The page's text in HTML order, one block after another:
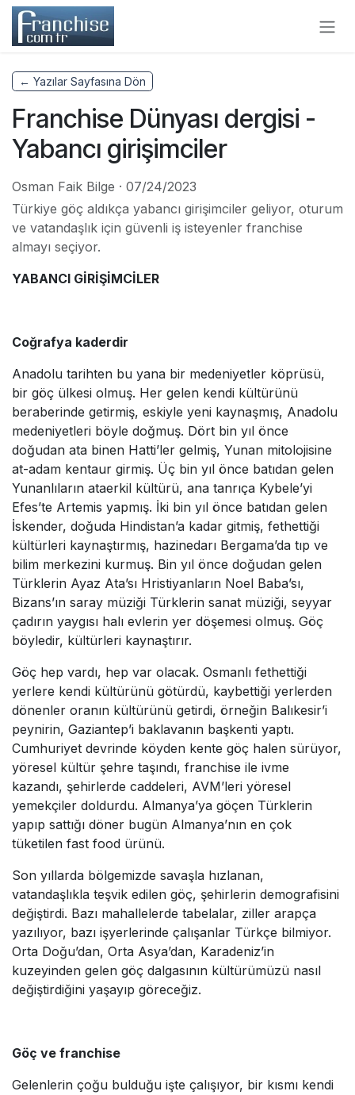
Skip to Content
← Yazılar Sayfasına Dön
Franchise Dünyası dergisi -
Yabancı girişimciler
Osman Faik Bilge · 07/24/2023
Türkiye göç aldıkça yabancı girişimciler geliyor, oturum
ve vatandaşlık için güvenli iş isteyenler franchise
almayı seçiyor.
YABANCI GİRİŞİMCİLER
Coğrafya kaderdir
Anadolu tarihten bu yana bir medeniyetler köprüsü,
bir göç ülkesi olmuş. Her gelen kendi kültürünü
beraberinde getirmiş, eskiyle yeni kaynaşmış, Anadolu
medeniyetleri böyle doğmuş. Dört bin yıl önce
doğudan ata binen Hatti’ler gelmiş, Yunan mitolojisine
at-adam kentaur girmiş. Üç bin yıl önce batıdan gelen
Yunanlıların ataerkil kültürü, ana tanrıça Kybele’yi
Efes’te Artemis yapmış. İki bin yıl önce batıdan gelen
İskender, doğuda Hindistan’a kadar gitmiş, fethettiği
kültürleri kaynaştırmış, hazinedarı Bergama’da tıp ve
bilim merkezini kurmuş. Bin yıl önce doğudan gelen
Türklerin Ayaz Ata’sı Hristiyanların Noel Baba’sı,
Bizans’ın saray müziği Türklerin sanat müziği, seyyar
çadırın yaygısı halı evlerin yer döşemesi olmuş. Göç
böyledir, kültürleri kaynaştırır.
Göç hep vardı, hep var olacak. Osmanlı fethettiği
yerlere kendi kültürünü götürdü, kaybettiği yerlerden
dönenler oranın kültürünü getirdi, örneğin Balıkesir’i
peynirin, Gaziantep’i baklavanın başkenti yaptı.
Cumhuriyet devrinde köyden kente göç halen sürüyor,
yöresel kültür şehre taşındı, franchise ile ivme
kazandı, şehirlerde caddeleri, AVM’leri yöresel
yemekçiler doldurdu. Almanya’ya göçen Türklerin
yapıp sattığı döner bugün Almanya’nın en çok
tüketilen fast food ürünü.
Son yıllarda bölgemizde savaşla hızlanan,
vatandaşlıkla teşvik edilen göç, şehirlerin demografisini
değiştirdi. Bazı mahallelerde tabelalar, ziller arapça
yazılıyor, bazı işyerlerinde çalışanlar Türkçe bilmiyor.
Orta Doğu’dan, Orta Asya’dan, Karadeniz’in
kuzeyinden gelen göç dalgasının kültürümüzü nasıl
değiştirdiğini yaşayıp göreceğiz.
Göç ve franchise
Gelenlerin çoğu bulduğu işte çalışıyor, bir kısmı kendi